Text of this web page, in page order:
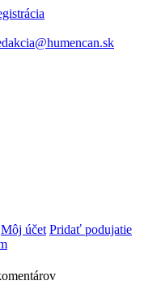
Môj účet Pridať podujatie